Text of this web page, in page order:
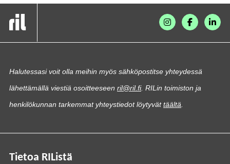
Halutessasi voit olla meihin myös sähköpostitse yhteydessä
lähettämällä viestiä osoitteeseen ril@ril.fi. RILin toimiston ja
henkilökunnan tarkemmat yhteystiedot löytyvättäältä
Tietoa RIListä